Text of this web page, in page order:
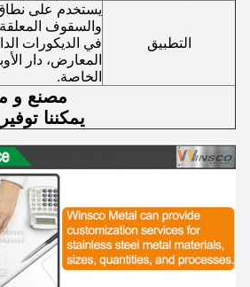
التطبيق
يستخدم على نطاق
والسقوف
في الديكورات
المعارض، دار
الخاصة.
مصنع و
يمكننا